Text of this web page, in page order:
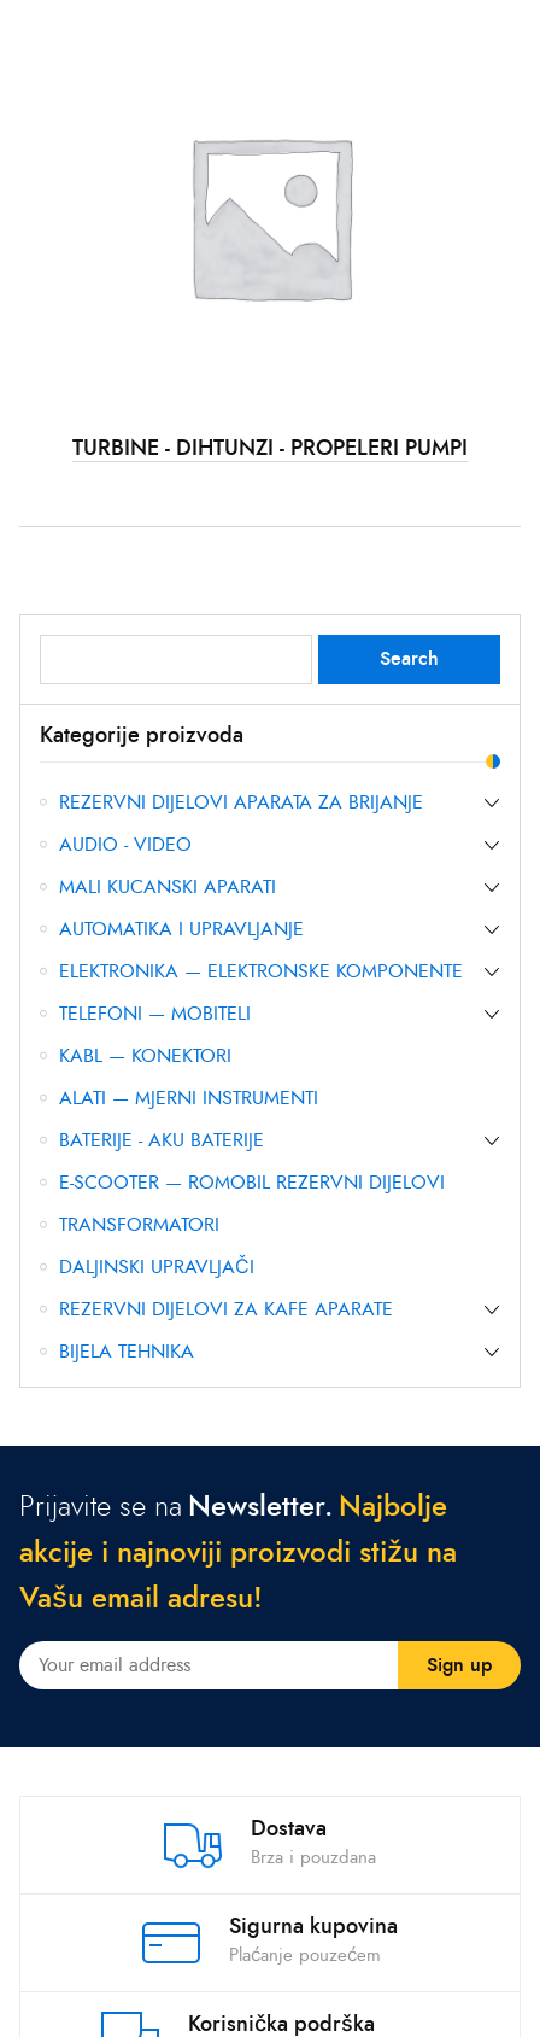
TURBINE - DIHTUNZI - PROPELERI PUMPI
for:
Search
Kategorije proizvoda
REZERVNI DIJELOVI APARATA ZA BRIJANJE
AUDIO - VIDEO
MALI KUCANSKI APARATI
AUTOMATIKA I UPRAVLJANJE
ELEKTRONIKA — ELEKTRONSKE KOMPONENTE
TELEFONI — MOBITELI
KABL — KONEKTORI
ALATI — MJERNI INSTRUMENTI
BATERIJE - AKU BATERIJE
E-SCOOTER — ROMOBIL REZERVNI DIJELOVI
TRANSFORMATORI
DALJINSKI UPRAVLJAČI
REZERVNI DIJELOVI ZA KAFE APARATE
BIJELA TEHNIKA
Prijavite se na Newsletter. Naj bo je
a kcije i najnoviji proizvod i stižu na
Vašu emai ad resu!
Dostava
Brza i pouzdana
Sigurna kupovina
Plaćanje pouzećem
Korisnička podrška